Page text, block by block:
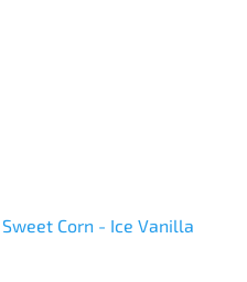
Corn - Ice Vanilla